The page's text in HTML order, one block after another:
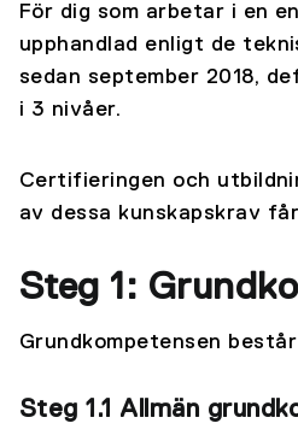
För dig som arbetar i en
upphandlad enligt de
sedan september 2018,
i 3 nivåer.
Certifieringen och
av dessa kunskapskrav
Steg 1:
Grundkompetensen
Steg 1.1 Allmän